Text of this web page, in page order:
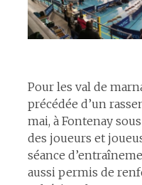
Pour les val de
précédée d’un
mai, à Fontenay
des joueurs et
séance
aussi permis de